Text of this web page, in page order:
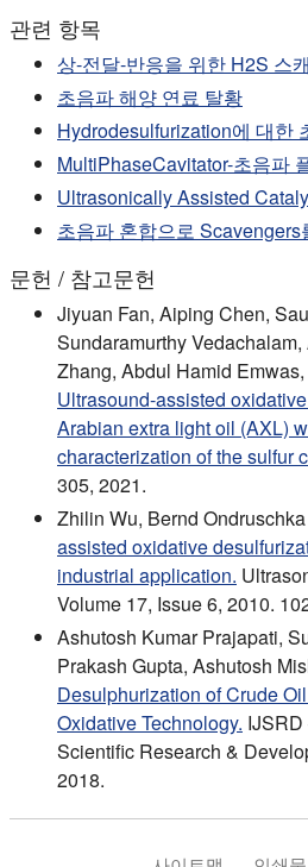
관련 항목
상-전달-반응을 위한 H2S 스
초음파 해양 연료 탈황
Hydrodesulfurization에 대한
MultiPhaseCavitator-초음파
Ultrasonically Assisted
초음파 혼합으로 Scavengers
문헌 / 참고문헌
Jiyuan Fan, Aiping Chen,
Sundaramurthy
Zhang, Abdul Hamid
Ultrasound-assisted
Arabian extra light oil (AXL)
characterization of the sulfur
305, 2021.
Zhilin Wu, Bernd
assisted oxidative
industrial application.
Volume 17, Issue 6, 2010.
Ashutosh Kumar Prajapati,
Prakash Gupta, Ashutosh
Desulphurization of Crude
Oxidative Technology.
Scientific Research &
2018.